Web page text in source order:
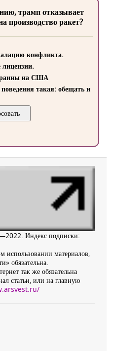
трамп отказывает
ракет?
конфликта.
на США
такая: обещать и
Индекс подписки:
использовании материалов,
обязательна.
так же обязательна
статьи, или на главную